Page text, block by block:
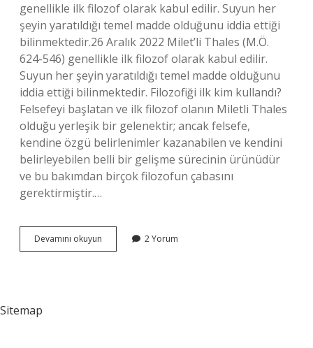
genellikle ilk filozof olarak kabul edilir. Suyun her
şeyin yaratıldığı temel madde olduğunu iddia ettiği
bilinmektedir.26 Aralık 2022 Milet’li Thales (M.Ö.
624-546) genellikle ilk filozof olarak kabul edilir.
Suyun her şeyin yaratıldığı temel madde olduğunu
iddia ettiği bilinmektedir. Filozofiği ilk kim kullandı?
Felsefeyi başlatan ve ilk filozof olanın Miletli Thales
olduğu yerleşik bir gelenektir; ancak felsefe,
kendine özgü belirlenimler kazanabilen ve kendini
belirleyebilen belli bir gelişme sürecinin ürünüdür
ve bu bakımdan birçok filozofun çabasını
gerektirmiştir.…
Devamını okuyun
Yunan
2 Yorum
Sitemap